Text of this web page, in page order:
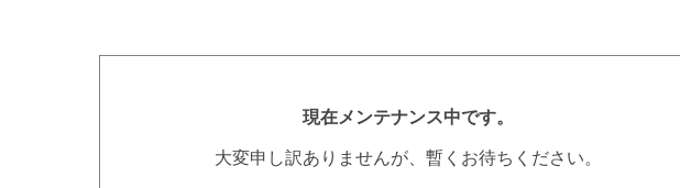
現在メンテナンス中です。
大変申し訳ありませんが、暫くお待ちください。